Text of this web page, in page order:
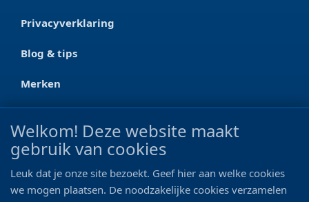
EENVOUDIGE LED RGBW ULTRA
Compleet LED-verlichtingssysteem met vier
Verbonden met de ORI Smart Controller is het mogelijk
om alle lichtkanalen onafhankelijk te regelen,
en de dagelijkse verlichting op zoveel manieren als
Dit systeem profiteert van de vele voordelen van LED-
technologie, zoals zuinigheid, duurzaamheid en de
Privacyverklaring
Blog & tips
Merken
CONTACT
Ootmarsumseweg 125a
0546 - 622 990
Welkom! Deze website maakt
gebruik van cookies
Leuk dat je onze site bezoekt. Geef hier aan welke cookies
we mogen plaatsen. De noodzakelijke cookies verzamelen